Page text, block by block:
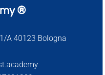
®
A 40123 Bologna